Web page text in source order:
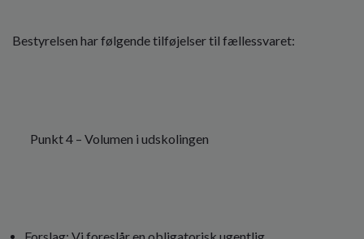
Bestyrelsen har følgende tilføjelser til fællessvaret:
Punkt 4 – Volumen i udskolingen